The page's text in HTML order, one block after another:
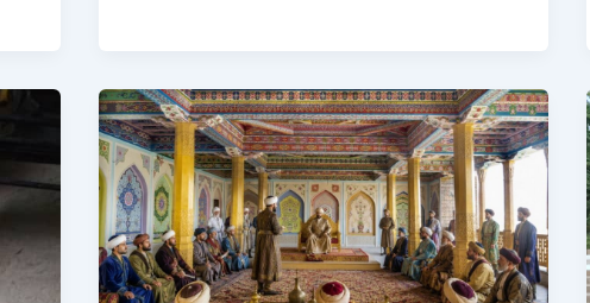
ТАРМИМУ
БАРҚАРОРСОЗИИ
ҚАСРИ
ҲОКИМИ
ҲИСОР